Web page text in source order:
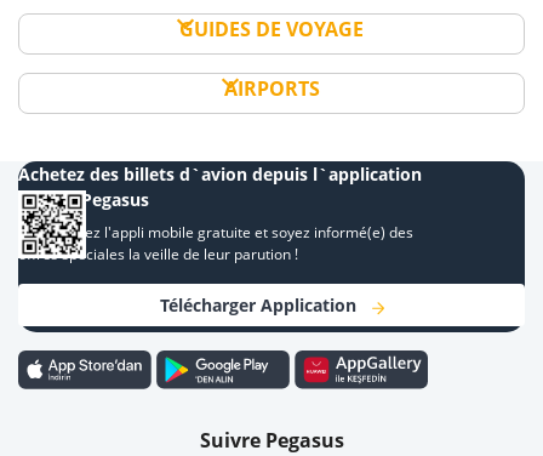
GUIDES DE VOYAGE
AIRPORTS
Achetez des billets d`avion depuis l`application
mobile Pegasus
Téléchargez l'appli mobile gratuite et soyez informé(e) des
offres spéciales la veille de leur parution !
Télécharger Application
Suivre Pegasus